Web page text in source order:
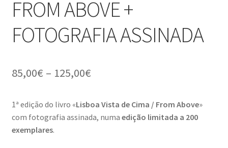
Ana Manuel Mestre vence Maratona Fotográfica Fnac
Encontros da Imagem
Enlaçando o Douro…
Fashion on movement
FROM ABOVE +
FOTOGRAFIA ASSINADA
85,00€ – 125,00€
1ª edição do livro «Lisboa Vista de Cima / From Above»
com fotografia assinada, numa edição limitada a 200
exemplares.